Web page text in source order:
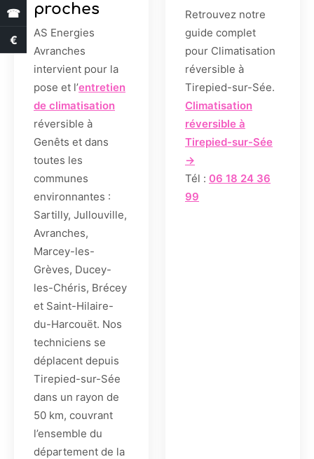
proches
AS Energies
Avranches
intervient pour la
pose et l’entretien
de climatisation
réversible à
Genêts et dans
toutes les
communes
environnantes :
Sartilly, Jullouville,
Avranches,
Marcey-les-
Grèves, Ducey-
les-Chéris, Brécey
et Saint-Hilaire-
du-Harcouët. Nos
techniciens se
déplacent depuis
Tirepied-sur-Sée
dans un rayon de
50 km, couvrant
l’ensemble du
département de la
Retrouvez notre
guide complet
pour Climatisation
réversible à
Tirepied-sur-Sée.
Climatisation
réversible à
Tirepied-sur-Sée
→
Tél : 06 18 24 36
99
☎
€
Estimation des aides